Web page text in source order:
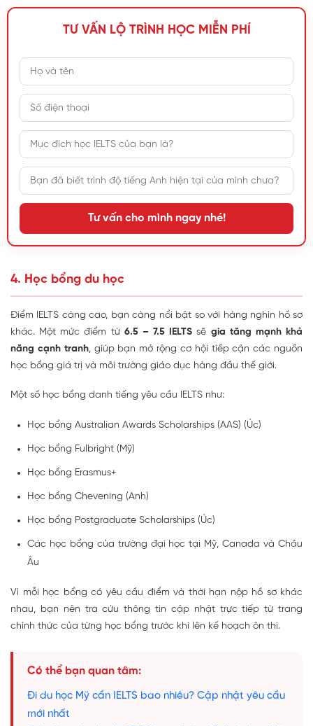
TƯ VẤN LỘ TRÌNH HỌC MIỄN PHÍ
Tư vấn cho mình ngay nhé!
4. Học bổng du học
Điểm IELTS càng cao, bạn càng nổi bật so với hàng nghìn hồ sơ
khác. Một mức điểm từ 6.5 – 7.5 IELTS sẽ gia tăng mạnh khả
năng cạnh tranh, giúp bạn mở rộng cơ hội tiếp cận các nguồn
học bổng giá trị và môi trường giáo dục hàng đầu thế giới.
Một số học bổng danh tiếng yêu cầu IELTS như:
Học bổng Australian Awards Scholarships (AAS) (Úc)
Học bổng Fulbright (Mỹ)
Học bổng Erasmus+
Học bổng Chevening (Anh)
Học bổng Postgraduate Scholarships (Úc)
Các học bổng của trường đại học tại Mỹ, Canada và Châu
Âu
Vì mỗi học bổng có yêu cầu điểm và thời hạn nộp hồ sơ khác
nhau, bạn nên tra cứu thông tin cập nhật trực tiếp từ trang
chính thức của từng học bổng trước khi lên kế hoạch ôn thi.
Có thể bạn quan tâm:
Đi du học Mỹ cần IELTS bao nhiêu? Cập nhật yêu cầu
mới nhất